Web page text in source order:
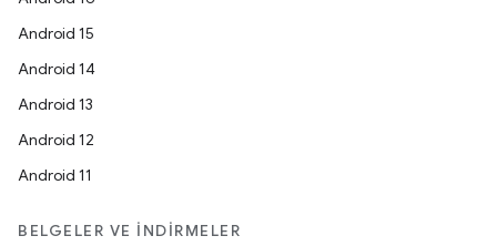
Android 15
Android 14
Android 13
Android 12
Android 11
BELGELER VE İNDIRMELER